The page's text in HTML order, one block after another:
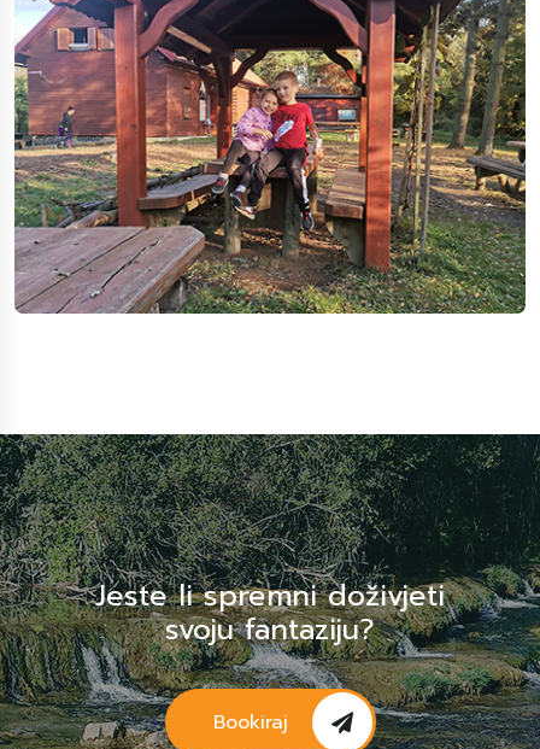
Jeste li spremni doživjeti
svoju fantaziju?
Bookiraj